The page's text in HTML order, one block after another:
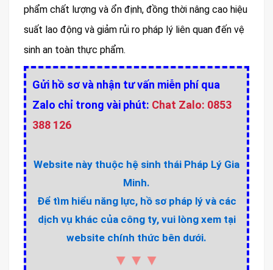
phẩm chất lượng và ổn định, đồng thời nâng cao hiệu
suất lao động và giảm rủi ro pháp lý liên quan đến vệ
sinh an toàn thực phẩm.
Gửi hồ sơ và nhận tư vấn miễn phí qua
Zalo chỉ trong vài phút: Chat Zalo: 0853
388 126
Website này thuộc hệ sinh thái Pháp Lý Gia
Minh.
Để tìm hiểu năng lực, hồ sơ pháp lý và các
dịch vụ khác của công ty, vui lòng xem tại
website chính thức bên dưới.
▼▼▼